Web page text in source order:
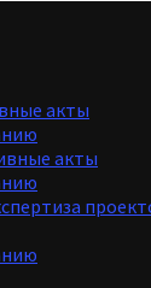
акты
акты